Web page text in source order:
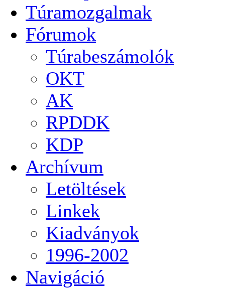
Túramozgalmak
Fórumok
Túrabeszámolók
OKT
AK
RPDDK
KDP
Archívum
Letöltések
Linkek
Kiadványok
1996-2002
Navigáció